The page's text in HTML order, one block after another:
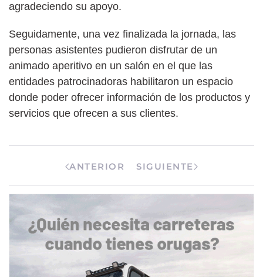
agradeciendo su apoyo.
Seguidamente, una vez finalizada la jornada, las
personas asistentes pudieron disfrutar de un
animado aperitivo en un salón en el que las
entidades patrocinadoras habilitaron un espacio
donde poder ofrecer información de los productos y
servicios que ofrecen a sus clientes.
ANTERIOR SIGUIENTE